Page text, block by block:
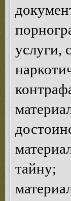
услуги,
тайну;